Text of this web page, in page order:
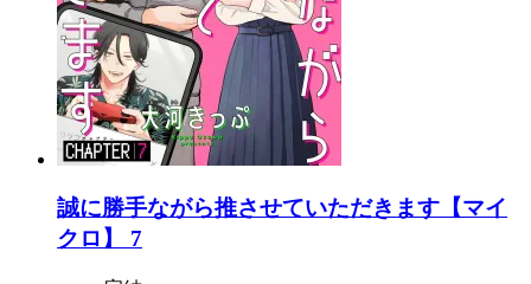
誠に勝手ながら推させていただきます【マイ
クロ】 7